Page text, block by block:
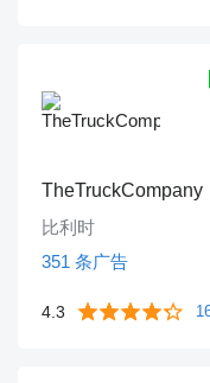
TheTruckCompany
比利时
351 条广告
4.3